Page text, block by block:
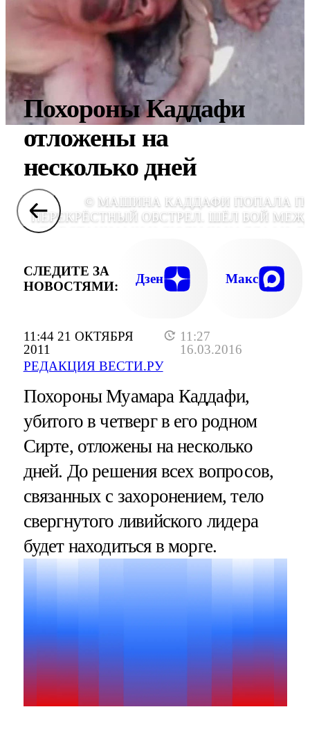
11:44 21 ОКТЯБРЯ
2011
11:27
16.03.2016
РЕДАКЦИЯ ВЕСТИ.РУ
Похороны Каддафи
отложены на
несколько дней
© МАШИНА КАДДАФИ ПОПАЛА
ПЕРЕКРЁСТНЫЙ ОБСТРЕЛ. ШЁЛ БОЙ
ПОВСТАНЦАМИ И ЛЮДЬМИ КАДДАФИ.
СЛЕДИТЕ ЗА
НОВОСТЯМИ:
Дзен Макс
Похороны Муамара Каддафи,
убитого в четверг в его родном
Сирте, отложены на несколько
дней. До решения всех вопросов,
связанных с захоронением, тело
свергнутого ливийского лидера
будет находиться в морге.